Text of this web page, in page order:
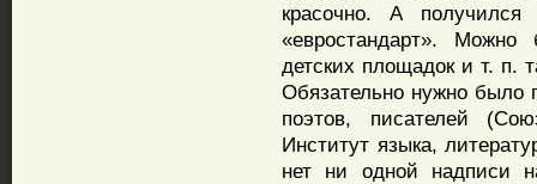
красочно. А
«евростандарт».
детских площадок и т. п.
Обязательно нужно было
поэтов, писателей
Институт языка,
нет ни одной надписи